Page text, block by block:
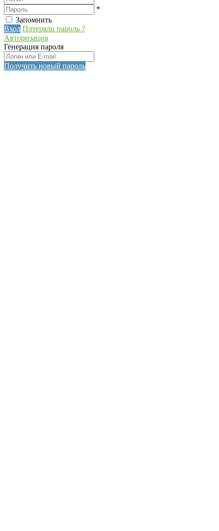
*
Запомнить
Вход Потеряли пароль ?
Авторизация
Генерация пароля
Получить новый пароль